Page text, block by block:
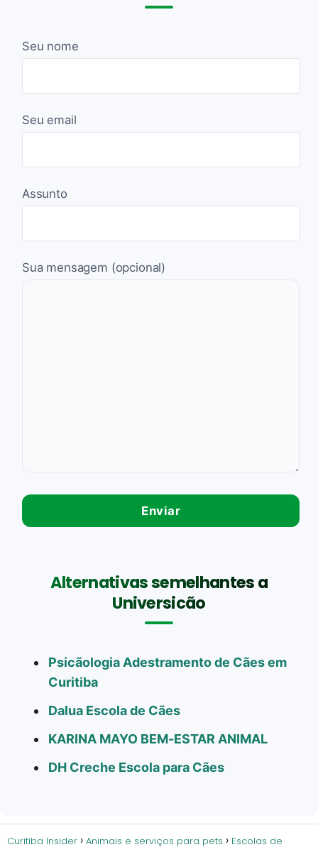
Seu nome
Seu email
Assunto
Sua mensagem (opcional)
Alternativas semelhantes a
Universicão
Psicãologia Adestramento de Cães em
Curitiba
Dalua Escola de Cães
KARINA MAYO BEM-ESTAR ANIMAL
DH Creche Escola para Cães
Curitiba Insider Animais e serviços para pets Escolas de